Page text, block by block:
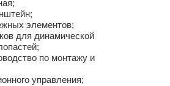
элементов;
для динамической
по монтажу и
управления;